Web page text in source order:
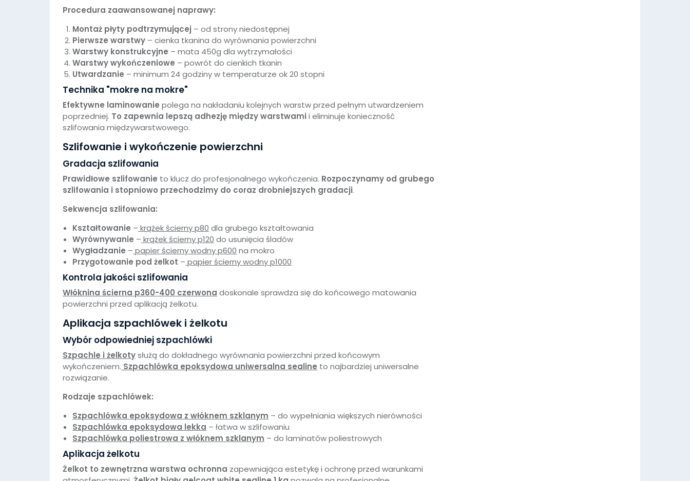
Procedura zaawansowanej naprawy:
Montaż płyty podtrzymującej – od strony niedostępnej
Pierwsze warstwy – cienka tkanina do wyrównania powierzchni
Warstwy konstrukcyjne – mata 450g dla wytrzymałości
Warstwy wykończeniowe – powrót do cienkich tkanin
Utwardzanie – minimum 24 godziny w temperaturze ok 20 stopni
Technika "mokre na mokre"
Efektywne laminowanie polega na nakładaniu kolejnych warstw przed pełnym utwardzeniem
poprzedniej. To zapewnia lepszą adhezję między warstwami i eliminuje konieczność
szlifowania międzywarstwowego.
Szlifowanie i wykończenie powierzchni
Gradacja szlifowania
Prawidłowe szlifowanie to klucz do profesjonalnego wykończenia. Rozpoczynamy od grubego
szlifowania i stopniowo przechodzimy do coraz drobniejszych gradacji.
Sekwencja szlifowania:
Kształtowanie – krążek ścierny p80 dla grubego kształtowania
Wyrównywanie – krążek ścierny p120 do usunięcia śladów
Wygładzanie – papier ścierny wodny p600 na mokro
Przygotowanie pod żelkot – papier ścierny wodny p1000
Kontrola jakości szlifowania
Włóknina ścierna p360-400 czerwona doskonale sprawdza się do końcowego matowania
powierzchni przed aplikacją żelkotu.
Aplikacja szpachlówek i żelkotu
Wybór odpowiedniej szpachlówki
Szpachle i żelkotysłużą do dokładnego wyrównania powierzchni przed końcowym
wykończeniem. Szpachlówka epoksydowa uniwersalna sealine to najbardziej uniwersalne
rozwiązanie.
Rodzaje szpachlówek:
Szpachlówka epoksydowa z włóknem szklanym – do wypełniania większych nierówności
Szpachlówka epoksydowa lekka – łatwa w szlifowaniu
Szpachlówka poliestrowa z włóknem szklanym – do laminatów poliestrowych
Aplikacja żelkotu
Żelkot to zewnętrzna warstwa ochronna zapewniająca estetykę i ochronę przed warunkami